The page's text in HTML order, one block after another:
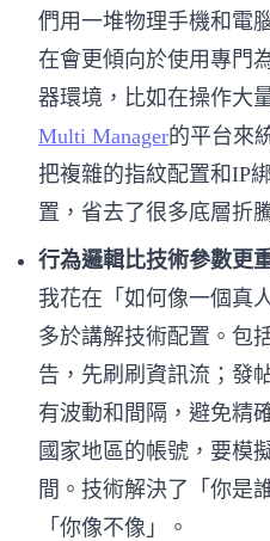
們用一堆物理手機和電
在會更傾向於使用專門
器環境，比如在操作大
Multi Manager的平台來
把複雜的指紋配置和IP
置，省去了很多底層折
行為邏輯比技術參數更
我花在「如何像一個真
多於講解技術配置。包
告，先刷刷資訊流；發
有波動和間隔，避免精
國家地區的帳號，要模
間。技術解決了「你是
「你像不像」。